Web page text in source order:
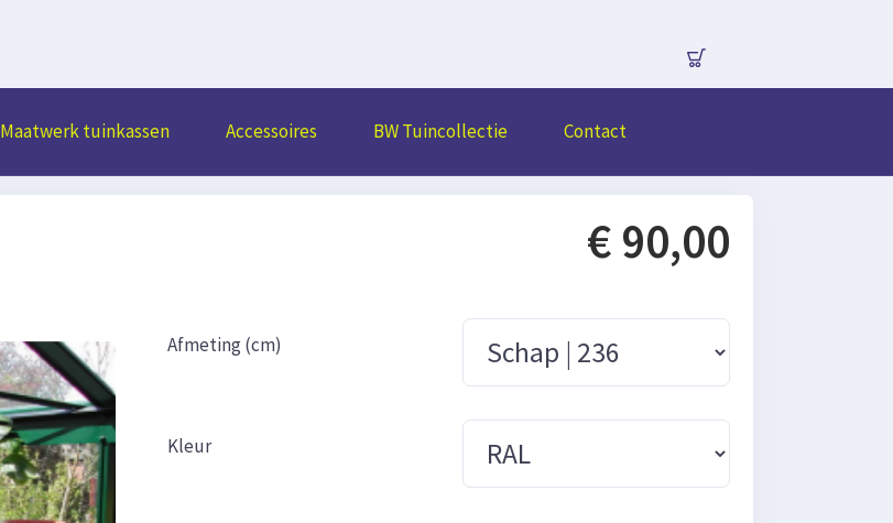
Maatwerk tuinkassen Accessoires BW Tuincollectie Contact
€ 90,00
Afmeting (cm)
Kleur